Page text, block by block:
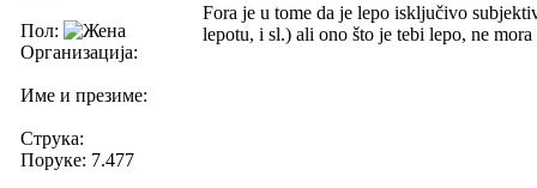
Пол:
Организација:
Име и презиме:
Струка:
Поруке: 7.477
Fora je u tome da je lepo isključivo
lepotu, i sl.) ali ono što je tebi lepo, ne